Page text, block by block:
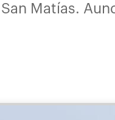
Matías.